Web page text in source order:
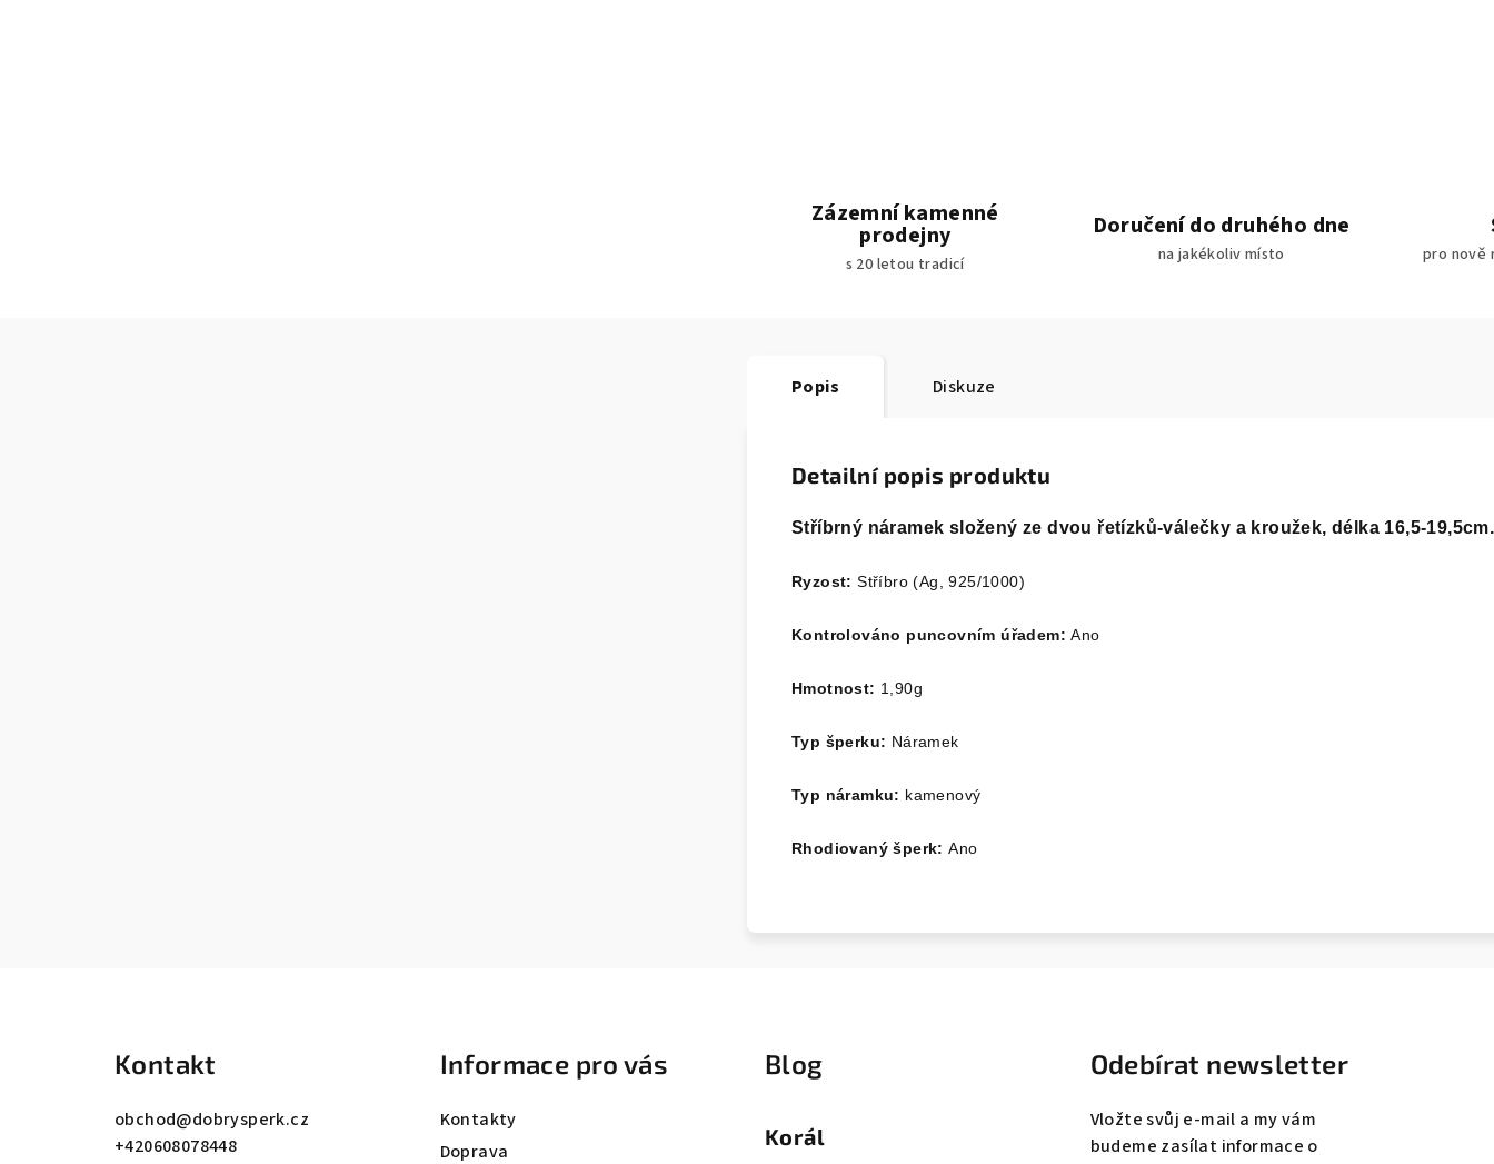
Zázemní kamenné
prodejny
s 20 letou tradicí
Doručení do druhého dne
na jakékoliv místo pro nově
Popis Diskuze
Detailní popis produktu
Stříbrný náramek složený ze dvou řetízků-válečky a kroužek, délka 16,5-19,5cm.
Ryzost:Stříbro (Ag, 925/1000)
Kontrolováno puncovním úřadem:Ano
Hmotnost: 1,90g
Typ šperku: Náramek
Typ náramku: kamenový
Rhodiovaný šperk:Ano
Kontakt
obchod@dobrysperk.cz
+420608078448
Informace pro vás
Kontakty
Doprava
Blog
Korál
Odebírat newsletter
Vložte svůj e-mail a my vám
budeme zasílat informace o